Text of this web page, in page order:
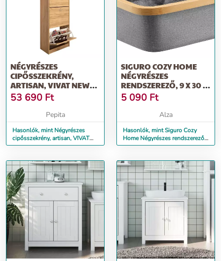
NÉGYRÉSZES
CIPŐSSZEKRÉNY,
ARTISAN, VIVAT NEW
TYP 3
53 690 Ft
Pepita
Hasonlók, mint Négyrészes
cipősszekrény, artisan, VIVAT
NEW TYP 3
SIGURO COZY HOME
NÉGYRÉSZES
RENDSZEREZŐ, 9 X 30 X
30 CM
5 090 Ft
Alza
Hasonlók, mint Siguro Cozy
Home Négyrészes rendszerező,
9 x 30 x 30 cm